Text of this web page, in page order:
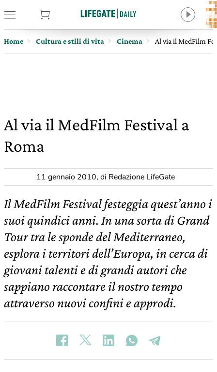
Home Cultura e stili di vita Cinema Al via il MedFilm
Al via il MedFilm Festival a
Roma
11 gennaio 2010, di Redazione LifeGate
Il MedFilm Festival festeggia quest’anno i
suoi quindici anni. In una sorta di Grand
Tour tra le sponde del Mediterraneo,
esplora i territori dell’Europa, in cerca di
giovani talenti e di grandi autori che
sappiano raccontare il nostro tempo
attraverso nuovi confini e approdi.